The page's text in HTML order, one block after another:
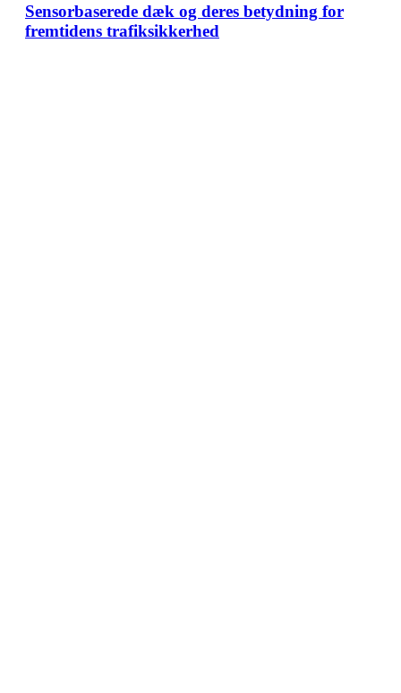
Sensorbaserede dæk og deres betydning for
fremtidens trafiksikkerhed